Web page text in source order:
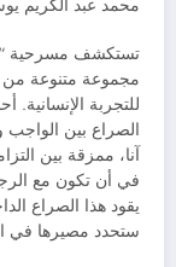
محمد عبد الكريم
تستكشف مسرحية
مجموعة متنوعة من
للتجربة
الصراع بين الواجب
آنا، ممزقة بين
في أن تكون مع
يقود هذا الصراع
ستحدد مصيرها في